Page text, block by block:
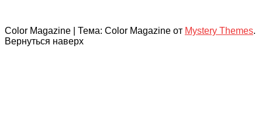
Color Magazine Тема: Color Magazine от Mystery Themes.
Вернуться наверх